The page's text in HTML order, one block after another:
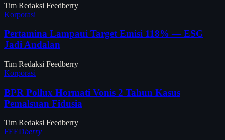
Tim Redaksi Feedberry
Korporasi
Pertamina Lampaui Target Emisi 118% — ESG
Jadi Andalan
Tim Redaksi Feedberry
Korporasi
BPR Pollux Hormati Vonis 2 Tahun Kasus
Pemalsuan Fidusia
Tim Redaksi Feedberry
FEEDberry